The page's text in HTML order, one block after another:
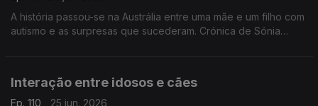
A história passou-se na Austrália entre uma mãe e um filho com
autismo e as surpresas que sucederam. Crónica de Sónia
Interação entre idosos e cães
Ep. 110
25 jun. 2026